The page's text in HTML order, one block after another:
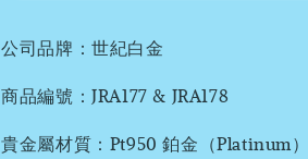
公司品牌：世紀白金
商品編號：JRA177 & JRA178
貴金屬材質：Pt950 鉑金（Platinum）